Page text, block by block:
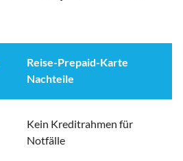
Reise-Prepaid-Karte
Nachteile
Kein Kreditrahmen für
Notfälle